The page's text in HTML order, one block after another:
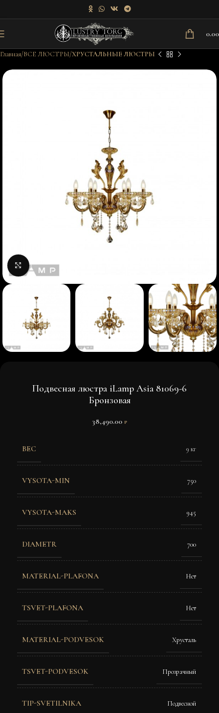
Главная ВСЕ ЛЮСТРЫ ХРУСТАЛЬНЫЕ ЛЮСТРЫ
Нажмите, чтобы увеличить изображение
Подвесная люстра iLamp Asia 81069-6
Бронзовая
38,490.00 ₽
ВЕС 9 кг
VYSOTA-MIN 750
VYSOTA-MAKS 945
DIAMETR 700
MATERIAL-PLAFONA Нет
TSVET-PLAFONA Нет
MATERIAL-PODVESOK Хрусталь
TSVET-PODVESOK Прозрачный
TIP-SVETILNIKA Подвесной